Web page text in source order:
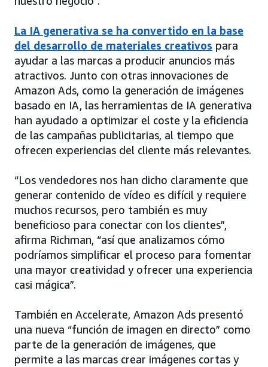
La IA generativa se ha convertido en la base
del desarrollo de materiales creativos para
ayudar a las marcas a producir anuncios más
atractivos. Junto con otras innovaciones de
Amazon Ads, como la generación de imágenes
basado en IA, las herramientas de IA generativa
han ayudado a optimizar el coste y la eficiencia
de las campañas publicitarias, al tiempo que
ofrecen experiencias del cliente más relevantes.
“Los vendedores nos han dicho claramente que
generar contenido de vídeo es difícil y requiere
muchos recursos, pero también es muy
beneficioso para conectar con los clientes”,
afirma Richman, “así que analizamos cómo
podríamos simplificar el proceso para fomentar
una mayor creatividad y ofrecer una experiencia
casi mágica”.
También en Accelerate, Amazon Ads presentó
una nueva “función de imagen en directo” como
parte de la generación de imágenes, que
permite a las marcas crear imágenes cortas y